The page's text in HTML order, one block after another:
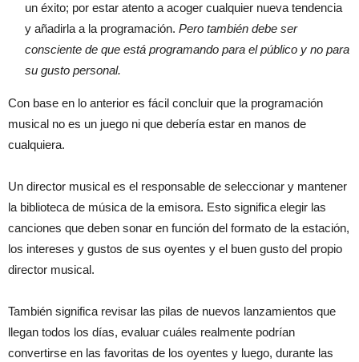
un éxito; por estar atento a acoger cualquier nueva tendencia
y añadirla a la programación. Pero también debe ser
consciente de que está programando para el público y no para
su gusto personal.
Con base en lo anterior es fácil concluir que la programación
musical no es un juego ni que debería estar en manos de
cualquiera.
Un director musical es el responsable de seleccionar y mantener
la biblioteca de música de la emisora. Esto significa elegir las
canciones que deben sonar en función del formato de la estación,
los intereses y gustos de sus oyentes y el buen gusto del propio
director musical.
También significa revisar las pilas de nuevos lanzamientos que
llegan todos los días, evaluar cuáles realmente podrían
convertirse en las favoritas de los oyentes y luego, durante las